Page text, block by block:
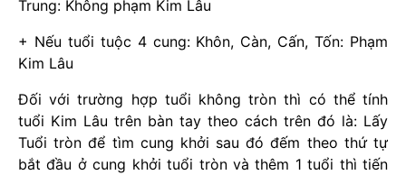
Trung: Không phạm Kim Lâu
+ Nếu tuổi tuộc 4 cung: Khôn, Càn, Cấn, Tốn: Phạm
Kim Lâu
Đối với trường hợp tuổi không tròn thì có thể tính
tuổi Kim Lâu trên bàn tay theo cách trên đó là: Lấy
Tuổi tròn để tìm cung khởi sau đó đếm theo thứ tự
bắt đầu ở cung khởi tuổi tròn và thêm 1 tuổi thì tiến